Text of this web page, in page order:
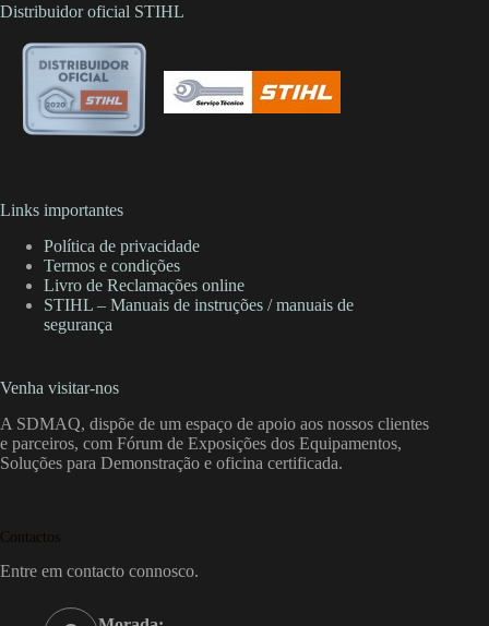
Distribuidor oficial STIHL
Links importantes
Política de privacidade
Termos e condições
Livro de Reclamações online
STIHL – Manuais de instruções / manuais de
segurança
Venha visitar-nos
A SDMAQ, dispõe de um espaço de apoio aos nossos clientes
e parceiros, com Fórum de Exposições dos Equipamentos,
Soluções para Demonstração e oficina certificada.
Contactos
Entre em contacto connosco.